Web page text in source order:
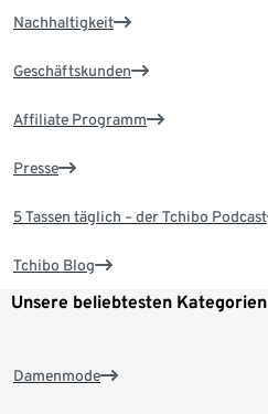
Nachhaltigkeit
Geschäftskunden
Affiliate Programm
Presse
5 Tassen täglich – der Tchibo Podcast
Tchibo Blog
Unsere beliebtesten Kategorien
Damenmode